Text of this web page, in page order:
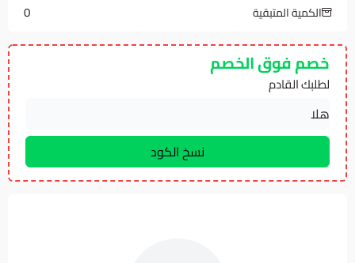
الكمية المتبقية 0
خصم فوق الخصم
لطلبك القادم